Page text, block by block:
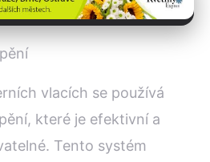
vlacích se používá
které je efektivní a
Tento systém